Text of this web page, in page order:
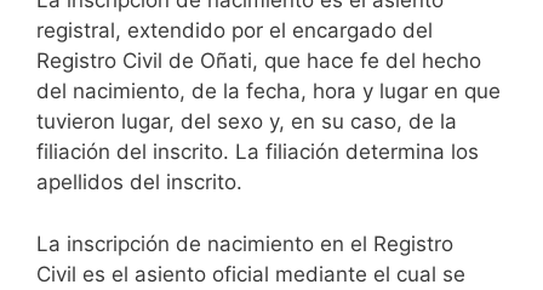
registral, extendido por el encargado del
Registro Civil de Oñati, que hace fe del hecho
del nacimiento, de la fecha, hora y lugar en que
tuvieron lugar, del sexo y, en su caso, de la
filiación del inscrito. La filiación determina los
apellidos del inscrito.
La inscripción de nacimiento en el Registro
Civil es el asiento oficial mediante el cual se